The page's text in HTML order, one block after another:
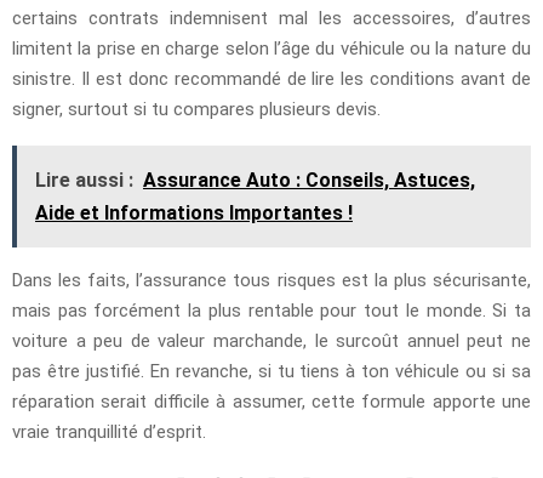
certains contrats indemnisent mal les accessoires, d’autres
limitent la prise en charge selon l’âge du véhicule ou la nature du
sinistre. Il est donc recommandé de lire les conditions avant de
signer, surtout si tu compares plusieurs devis.
Lire aussi : Assurance Auto : Conseils, Astuces,
Aide et Informations Importantes !
Dans les faits, l’assurance tous risques est la plus sécurisante,
mais pas forcément la plus rentable pour tout le monde. Si ta
voiture a peu de valeur marchande, le surcoût annuel peut ne
pas être justifié. En revanche, si tu tiens à ton véhicule ou si sa
réparation serait difficile à assumer, cette formule apporte une
vraie tranquillité d’esprit.